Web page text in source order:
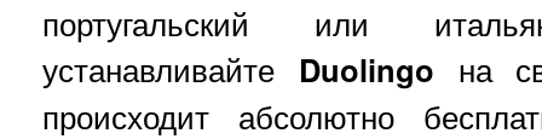
португальский или
устанавливайте Duolingo на
происходит абсолютно